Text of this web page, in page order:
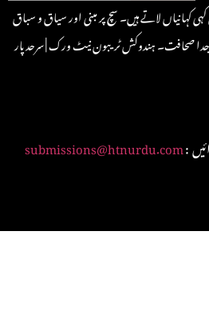
لاتے ہیں۔ سچ پر مبنی اور سیاق و سباق
صحافت۔ ہندوکش ٹریبون نیٹ ورک | سرحد پار
submissions@htnurdu.com